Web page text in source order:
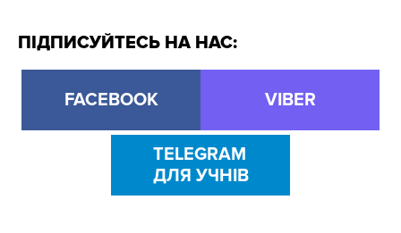
ПІДПИСУЙТЕСЬ НА НАС:
FACEBOOK VIBER
TELEGRAM
ДЛЯ УЧНІВ